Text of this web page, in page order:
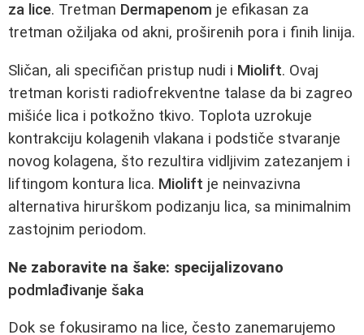
za lice. Tretman Dermapenom je efikasan za
tretman ožiljaka od akni, proširenih pora i finih linija.
Sličan, ali specifičan pristup nudi i Miolift. Ovaj
tretman koristi radiofrekventne talase da bi zagreo
mišiće lica i potkožno tkivo. Toplota uzrokuje
kontrakciju kolagenih vlakana i podstiče stvaranje
novog kolagena, što rezultira vidljivim zatezanjem i
liftingom kontura lica. Miolift je neinvazivna
alternativa hirurškom podizanju lica, sa minimalnim
zastojnim periodom.
Ne zaboravite na šake: specijalizovano
podmlađivanje šaka
Dok se fokusiramo na lice, često zanemarujemo